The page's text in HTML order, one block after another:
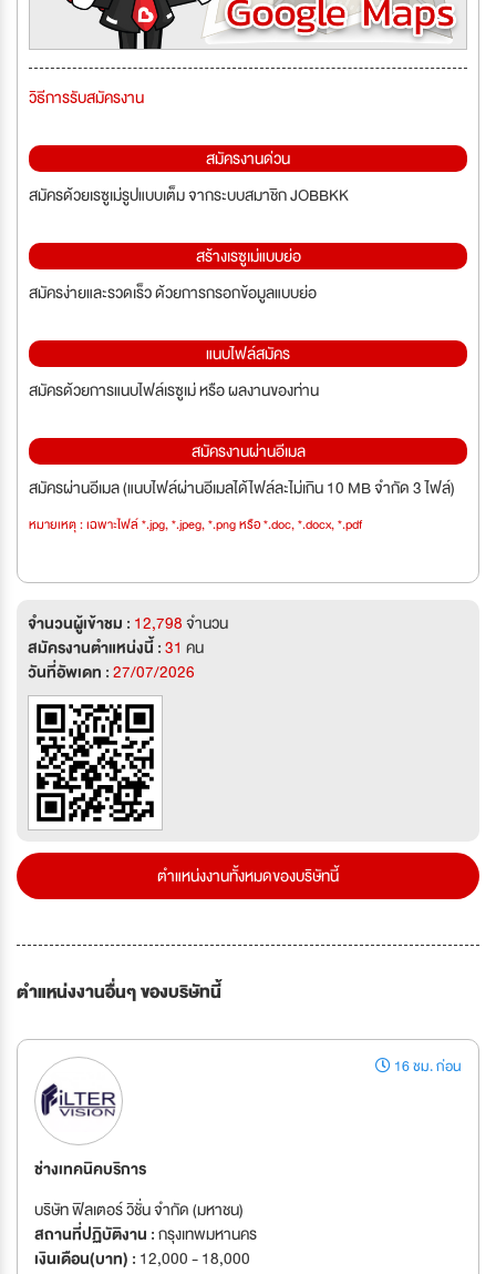
วิธีการรับสมัครงาน
สมัครงานด่วน
สมัครด้วยเรซูเม่รูปแบบเต็ม จากระบบสมาชิก JOBBKK
สร้างเรซูเม่แบบย่อ
สมัครง่ายและรวดเร็ว ด้วยการกรอกข้อมูลแบบย่อ
แนบไฟล์สมัคร
สมัครด้วยการแนบไฟล์เรซูเม่ หรือ ผลงานของท่าน
สมัครงานผ่านอีเมล
สมัครผ่านอีเมล (แนบไฟล์ผ่านอีเมลได้ไฟล์ละไม่เกิน 10 MB จำกัด 3 ไฟล์)
หมายเหตุ : เฉพาะไฟล์ *.jpg, *.jpeg, *.png หรือ *.doc, *.docx, *.pdf
จำนวนผู้เข้าชม : 12,798จำนวน
สมัครงานตำแหน่งนี้ :31 คน
วันที่อัพเดท :27/07/2026
ตำแหน่งงานทั้งหมดของบริษัทนี้
ตำแหน่งงานอื่นๆ ของบริษัทนี้
16 ชม. ก่อน
ช่างเทคนิคบริการ
บริษัท ฟิลเตอร์ วิชั่น จำกัด (มหาชน)
สถานที่ปฏิบัติงาน :กรุงเทพมหานคร
เงินเดือน(บาท) : 12,000 - 18,000